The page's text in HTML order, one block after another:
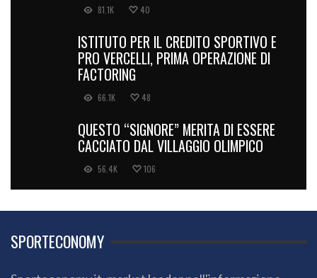
81.1K 40
ISTITUTO PER IL CREDITO SPORTIVO E
PRO VERCELLI, PRIMA OPERAZIONE DI
FACTORING
66.1K 48
QUESTO “SIGNORE” MERITA DI ESSERE
CACCIATO DAL VILLAGGIO OLIMPICO
56.4K 106
SPORTECONOMY